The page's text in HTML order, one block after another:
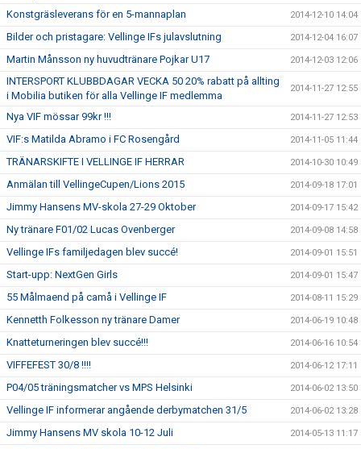
Konstgräsleverans för en 5-mannaplan 2014-12-10 14:04
Bilder och pristagare: Vellinge IFs julavslutning 2014-12-04 16:07
Martin Månsson ny huvudtränare Pojkar U17 2014-12-03 12:06
INTERSPORT KLUBBDAGAR VECKA 50 20% rabatt på allting
i Mobilia butiken för alla Vellinge IF medlemma
2014-11-27 12:55
Nya VIF mössar 99kr !!! 2014-11-27 12:53
VIF:s Matilda Abramo i FC Rosengård 2014-11-05 11:44
TRÄNARSKIFTE I VELLINGE IF HERRAR 2014-10-30 10:49
Anmälan till VellingeCupen/Lions 2015 2014-09-18 17:01
Jimmy Hansens MV-skola 27-29 Oktober 2014-09-17 15:42
Ny tränare F01/02 Lucas Ovenberger 2014-09-08 14:58
Vellinge IFs familjedagen blev succé! 2014-09-01 15:51
Start-upp: NextGen Girls 2014-09-01 15:47
55 Målmaend på camå i Vellinge IF 2014-08-11 15:29
Kennetth Folkesson ny tränare Damer 2014-06-19 10:48
Knatteturneringen blev succé!!! 2014-06-16 10:54
VIFFEFEST 30/8 !!!! 2014-06-12 17:11
P04/05 träningsmatcher vs MPS Helsinki 2014-06-02 13:50
Vellinge IF informerar angående derbymatchen 31/5 2014-06-02 13:28
Jimmy Hansens MV skola 10-12 Juli 2014-05-13 11:17